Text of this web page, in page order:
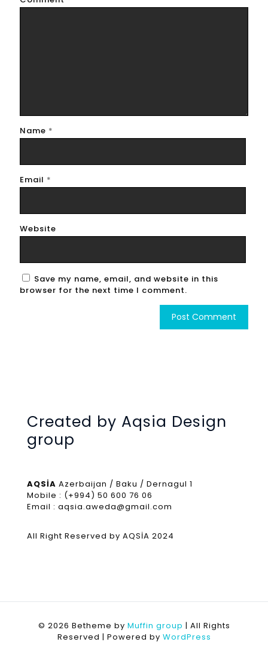
Name *
Email *
Website
Save my name, email, and website in this
browser for the next time I comment.
Created by Aqsia Design
group
AQSİA Azerbaijan / Baku / Dernagul 1
Mobile : (+994) 50 600 76 06
Email : aqsia.aweda@gmail.com
All Right Reserved by AQSİA 2024
© 2026 Betheme by Muffin group | All Rights
Reserved | Powered by WordPress